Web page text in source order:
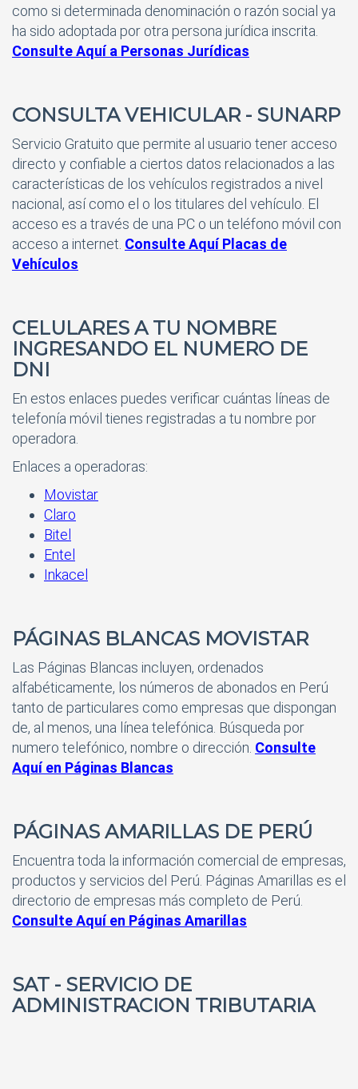
como si determinada denominación o razón social ya
ha sido adoptada por otra persona jurídica inscrita.
Consulte Aquí a Personas Jurídicas
CONSULTA VEHICULAR - SUNARP
Servicio Gratuito que permite al usuario tener acceso
directo y confiable a ciertos datos relacionados a las
características de los vehículos registrados a nivel
nacional, así como el o los titulares del vehículo. El
acceso es a través de una PC o un teléfono móvil con
acceso a internet. Consulte Aquí Placas de
Vehículos
CELULARES A TU NOMBRE
INGRESANDO EL NUMERO DE
DNI
En estos enlaces puedes verificar cuántas líneas de
telefonía móvil tienes registradas a tu nombre por
operadora.
Enlaces a operadoras:
Movistar
Claro
Bitel
Entel
Inkacel
PÁGINAS BLANCAS MOVISTAR
Las Páginas Blancas incluyen, ordenados
alfabéticamente, los números de abonados en Perú
tanto de particulares como empresas que dispongan
de, al menos, una línea telefónica. Búsqueda por
numero telefónico, nombre o dirección. Consulte
Aquí en Páginas Blancas
PÁGINAS AMARILLAS DE PERÚ
Encuentra toda la información comercial de empresas,
productos y servicios del Perú. Páginas Amarillas es el
directorio de empresas más completo de Perú.
Consulte Aquí en Páginas Amarillas
SAT - SERVICIO DE
ADMINISTRACION TRIBUTARIA